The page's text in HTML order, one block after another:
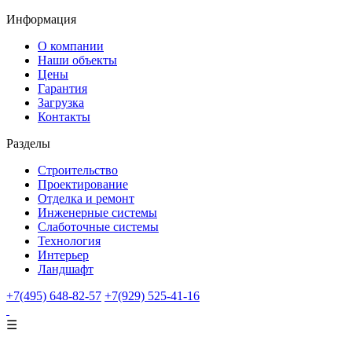
Информация
О компании
Наши объекты
Цены
Гарантия
Загрузка
Контакты
Разделы
Строительство
Проектирование
Отделка и ремонт
Инженерные системы
Слаботочные системы
Технология
Интерьер
Ландшафт
+7(495) 648-82-57 +7(929) 525-41-16
☰